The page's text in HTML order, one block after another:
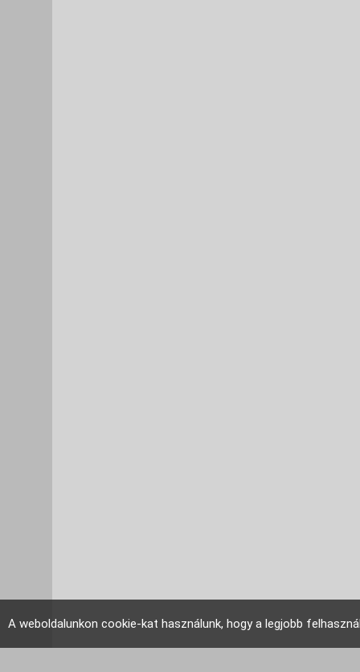
A weboldalunkon cookie-kat használunk, hogy a legjobb